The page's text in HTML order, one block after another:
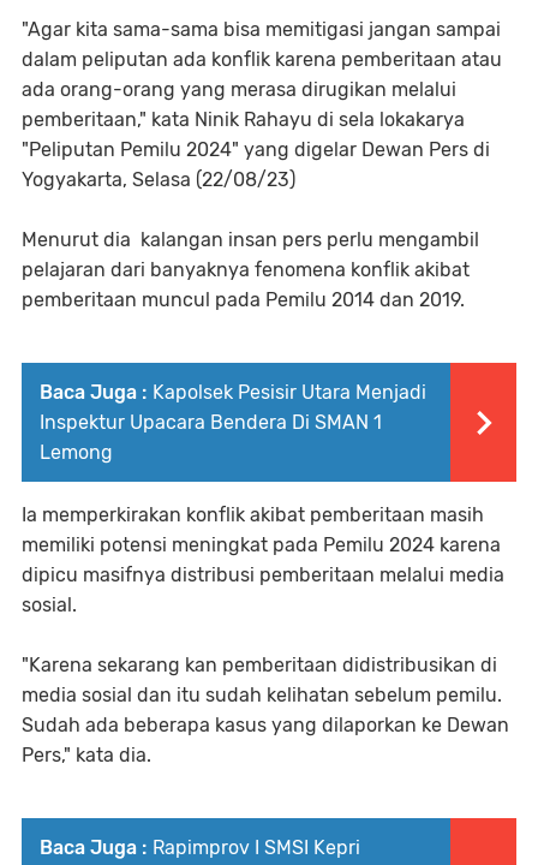
"Agar kita sama-sama bisa memitigasi jangan sampai
dalam peliputan ada konflik karena pemberitaan atau
ada orang-orang yang merasa dirugikan melalui
pemberitaan," kata Ninik Rahayu di sela lokakarya
"Peliputan Pemilu 2024" yang digelar Dewan Pers di
Yogyakarta, Selasa (22/08/23)
Menurut dia kalangan insan pers perlu mengambil
pelajaran dari banyaknya fenomena konflik akibat
pemberitaan muncul pada Pemilu 2014 dan 2019.
Baca Juga : Kapolsek Pesisir Utara Menjadi
Inspektur Upacara Bendera Di SMAN 1
Lemong
Ia memperkirakan konflik akibat pemberitaan masih
memiliki potensi meningkat pada Pemilu 2024 karena
dipicu masifnya distribusi pemberitaan melalui media
sosial.
"Karena sekarang kan pemberitaan didistribusikan di
media sosial dan itu sudah kelihatan sebelum pemilu.
Sudah ada beberapa kasus yang dilaporkan ke Dewan
Pers," kata dia.
Baca Juga : Rapimprov I SMSI Kepri